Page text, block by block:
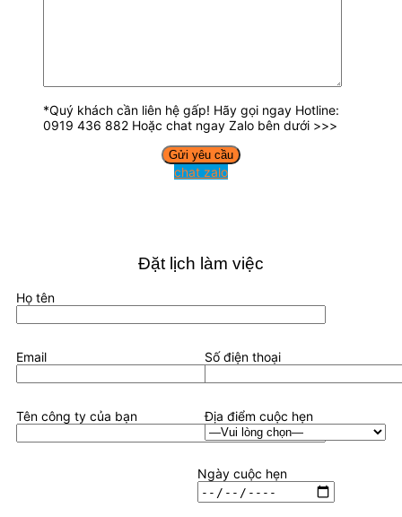
*Quý khách cần liên hệ gấp! Hãy gọi ngay Hotline:
0919 436 882 Hoặc chat ngay Zalo bên dưới >>>
chat zalo
Đặt lịch làm việc
Họ tên
Email Số điện thoại
Tên công ty của bạn Địa điểm cuộc hẹn
Ngày cuộc hẹn